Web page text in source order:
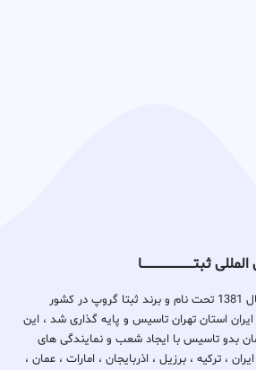
مرکز تخصصی ثبتا در سال 1381 تحت نام و برند ثبتا گروپ در کشور
استان تهران تاسیس و پایه گذاری شد ، این
بدو تاسیس با ایجاد شعب و نمایندگی های
، ترکیه ، برزیل ، اذربایجان ، امارات ، عمان ،